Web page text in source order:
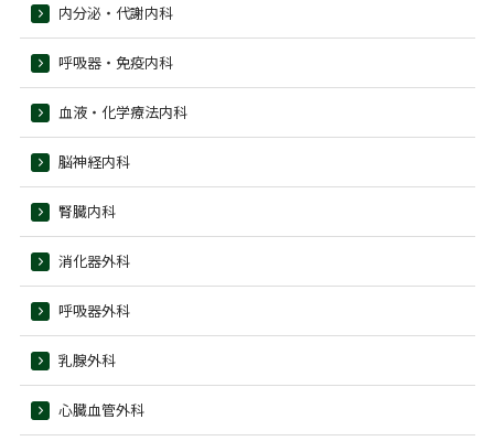
内分泌・代謝内科
呼吸器・免疫内科
血液・化学療法内科
脳神経内科
腎臓内科
消化器外科
呼吸器外科
乳腺外科
心臓血管外科